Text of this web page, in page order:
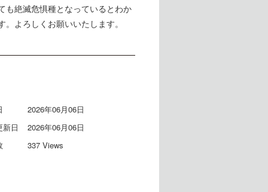
も絶滅危惧種となっているとわか
よろしくお願いいたします。
2026年06月06日
新日
2026年06月06日
337 Views